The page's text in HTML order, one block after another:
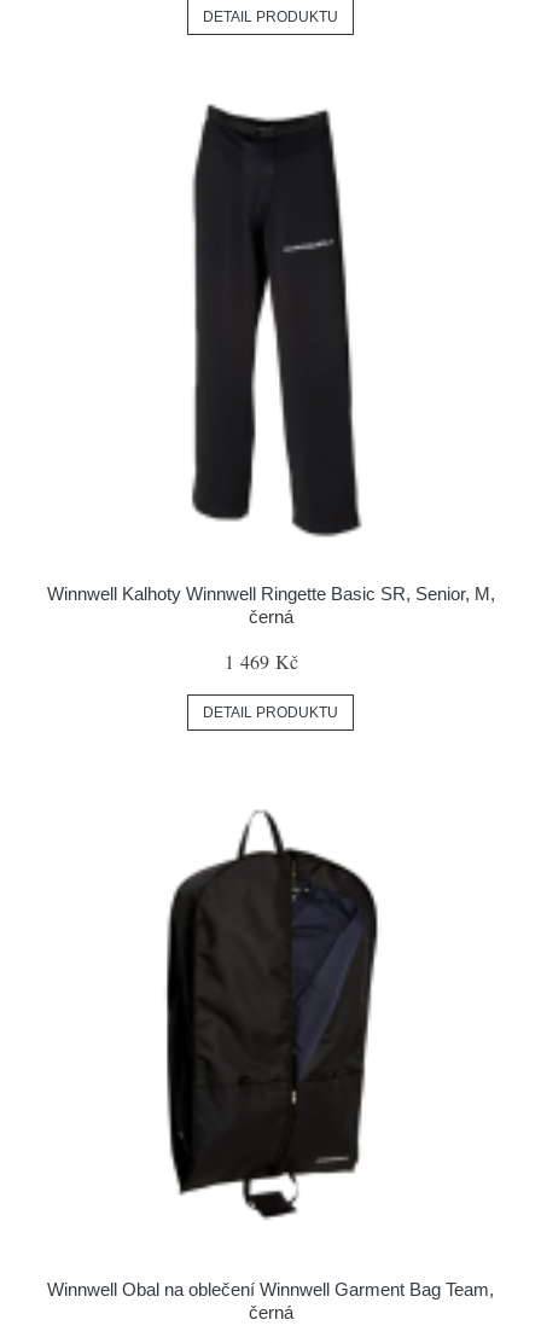
DETAIL PRODUKTU
Winnwell Kalhoty Winnwell Ringette Basic SR, Senior, M,
černá
1 469 Kč
DETAIL PRODUKTU
Winnwell Obal na oblečení Winnwell Garment Bag Team,
černá